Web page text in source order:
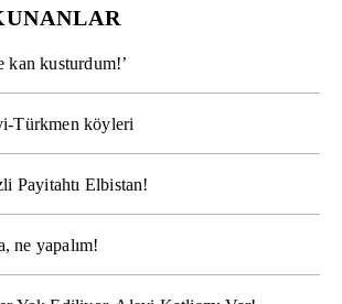
kan kusturdum!’
Türkmen köyleri
Payitahtı Elbistan!
ne yapalım!